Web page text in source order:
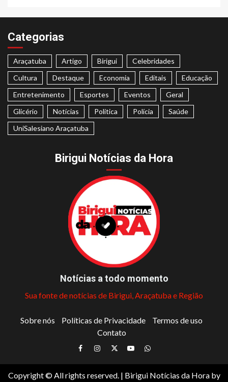
Categorias
Araçatuba Artigo Birigui
Celebridades
Cultura
Destaque Economia Editais
Educação
Entretenimento
Esportes Eventos
Geral
Glicério
Notícias Politica Polícia
Saúde
UniSalesiano Araçatuba
Birigui Notícias da Hora
Notícias a todo momento
Sua fonte de notícias de Birigui, Araçatuba e Região
Sobre nós Políticas de Privacidade
Termos de uso
Contato
Facebook
Instagram
TwitterYoutubeWhatsapp
Copyright © All rights reserved. | Birigui Notícias da Horaby